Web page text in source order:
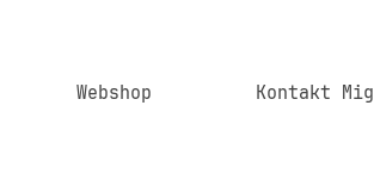
Webshop Kontakt Mig